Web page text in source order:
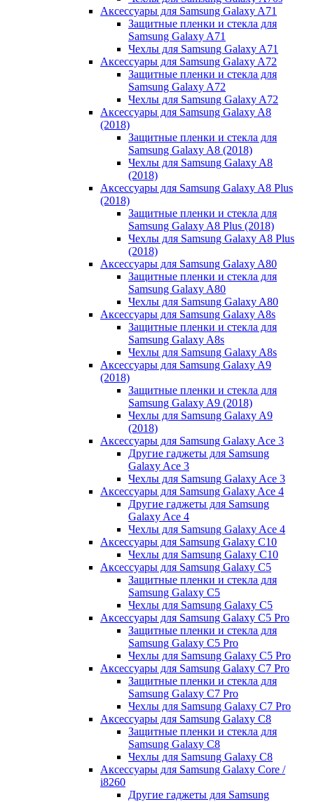
Аксессуары для Samsung Galaxy A71
Защитные пленки и стекла для
Samsung Galaxy A71
Чехлы для Samsung Galaxy A71
Аксессуары для Samsung Galaxy A72
Защитные пленки и стекла для
Samsung Galaxy A72
Чехлы для Samsung Galaxy A72
Аксессуары для Samsung Galaxy A8
(2018)
Защитные пленки и стекла для
Samsung Galaxy A8 (2018)
Чехлы для Samsung Galaxy A8
(2018)
Аксессуары для Samsung Galaxy A8 Plus
(2018)
Защитные пленки и стекла для
Samsung Galaxy A8 Plus (2018)
Чехлы для Samsung Galaxy A8 Plus
(2018)
Аксессуары для Samsung Galaxy A80
Защитные пленки и стекла для
Samsung Galaxy A80
Чехлы для Samsung Galaxy A80
Аксессуары для Samsung Galaxy A8s
Защитные пленки и стекла для
Samsung Galaxy A8s
Чехлы для Samsung Galaxy A8s
Аксессуары для Samsung Galaxy A9
(2018)
Защитные пленки и стекла для
Samsung Galaxy A9 (2018)
Чехлы для Samsung Galaxy A9
(2018)
Аксессуары для Samsung Galaxy Ace 3
Другие гаджеты для Samsung
Galaxy Ace 3
Чехлы для Samsung Galaxy Ace 3
Аксессуары для Samsung Galaxy Ace 4
Другие гаджеты для Samsung
Galaxy Ace 4
Чехлы для Samsung Galaxy Ace 4
Аксессуары для Samsung Galaxy C10
Чехлы для Samsung Galaxy C10
Аксессуары для Samsung Galaxy C5
Защитные пленки и стекла для
Samsung Galaxy C5
Чехлы для Samsung Galaxy C5
Аксессуары для Samsung Galaxy C5 Pro
Защитные пленки и стекла для
Samsung Galaxy C5 Pro
Чехлы для Samsung Galaxy C5 Pro
Аксессуары для Samsung Galaxy C7 Pro
Защитные пленки и стекла для
Samsung Galaxy C7 Pro
Чехлы для Samsung Galaxy C7 Pro
Аксессуары для Samsung Galaxy C8
Защитные пленки и стекла для
Samsung Galaxy C8
Чехлы для Samsung Galaxy C8
Аксессуары для Samsung Galaxy Core /
i8260
Другие гаджеты для Samsung